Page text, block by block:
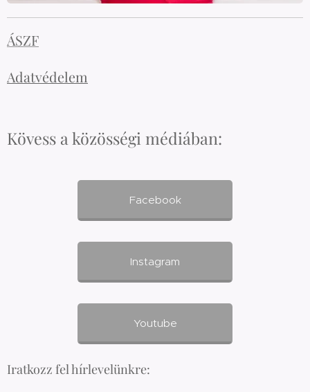
ÁSZF
Adatvédelem
Kövess a közösségi médiában:
Facebook
Instagram
Youtube
Iratkozz fel hírlevelünkre: